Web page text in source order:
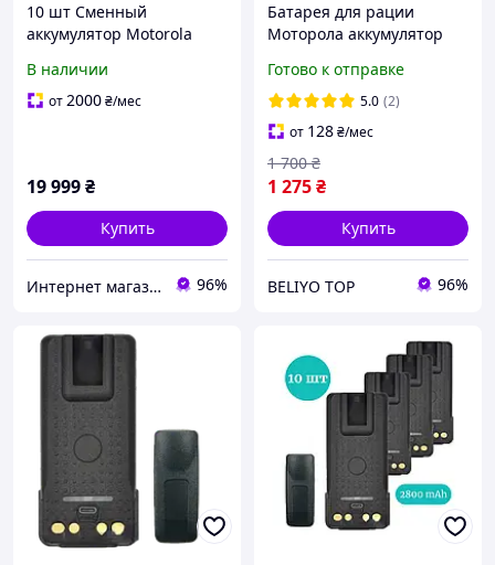
10 шт Сменный
аккумулятор Motorola
2450mAh для
радиостанций Motorola
В наличии
от2000₴/мес
19 999₴
Купить
Интернет магазин Store7 96%
Батарея для рации
Моторола аккумулятор
Motorola 5000 mAh
DP4400 DP4800 Type C
серии ДП мощная
батарея для рации
Готово к отправке
5.0 (2)
от 128₴/мес
1 275₴
1 700 ₴
Купить
BELIYO TOP 96%